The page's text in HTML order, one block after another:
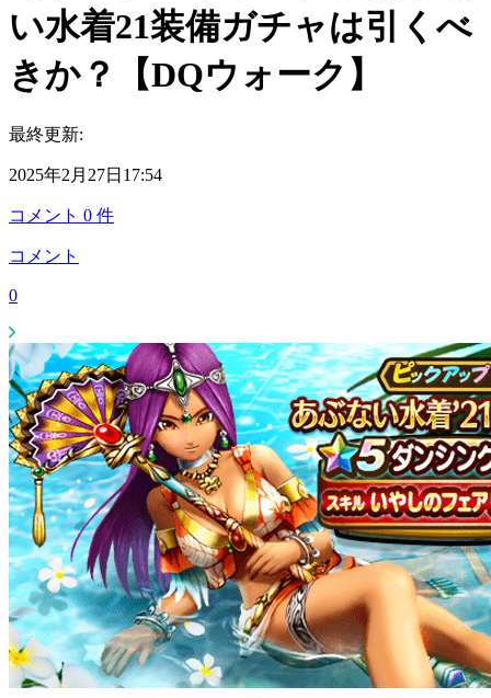
い水着21装備ガチャは引くべ
きか？【DQウォーク】
最終更新:
2025年2月27日17:54
コメント 0 件
コメント
0